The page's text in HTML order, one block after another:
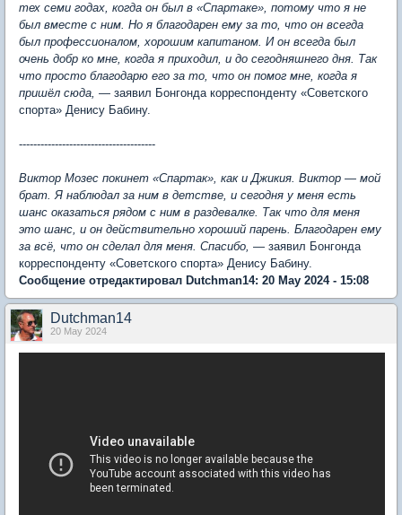
тех семи годах, когда он был в «Спартаке», потому что я не
был вместе с ним. Но я благодарен ему за то, что он всегда
был профессионалом, хорошим капитаном. И он всегда был
очень добр ко мне, когда я приходил, и до сегодняшнего дня. Так
что просто благодарю его за то, что он помог мне, когда я
пришёл сюда, — заявил Бонгонда корреспонденту «Советского
спорта» Денису Бабину.
--------------------------------------
Виктор Мозес покинет «Спартак», как и Джикия. Виктор — мой
брат. Я наблюдал за ним в детстве, и сегодня у меня есть
шанс оказаться рядом с ним в раздевалке. Так что для меня
это шанс, и он действительно хороший парень. Благодарен ему
за всё, что он сделал для меня. Спасибо, — заявил Бонгонда
корреспонденту «Советского спорта» Денису Бабину.
Сообщение отредактировал Dutchman14: 20 May 2024 - 15:08
Dutchman14
20 May 2024